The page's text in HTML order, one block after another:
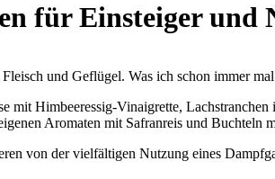
für Einsteiger und
und Geflügel. Was ich schon immer
mit Himbeeressig-Vinaigrette,
Aromaten mit Safranreis und Buchteln
von der vielfältigen Nutzung eines